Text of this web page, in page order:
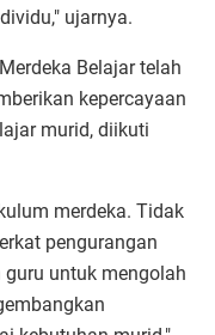
ujarnya.
Belajar telah
kepercayaan
murid, diikuti
merdeka. Tidak
pengurangan
untuk mengolah